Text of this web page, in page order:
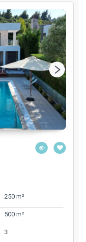
250 m²
500 m²
3